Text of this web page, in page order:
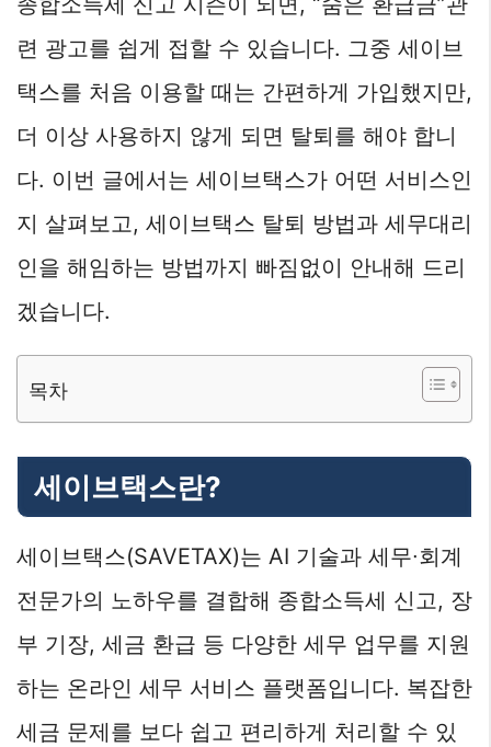
련 광고를 쉽게 접할 수 있습니다. 그중 세이브
택스를 처음 이용할 때는 간편하게 가입했지만,
더 이상 사용하지 않게 되면 탈퇴를 해야 합니
다. 이번 글에서는 세이브택스가 어떤 서비스인
지 살펴보고, 세이브택스 탈퇴 방법과 세무대리
인을 해임하는 방법까지 빠짐없이 안내해 드리
겠습니다.
목차
세이브택스란?
세이브택스(SAVETAX)는 AI 기술과 세무∙회계
전문가의 노하우를 결합해 종합소득세 신고, 장
부 기장, 세금 환급 등 다양한 세무 업무를 지원
하는 온라인 세무 서비스 플랫폼입니다. 복잡한
세금 문제를 보다 쉽고 편리하게 처리할 수 있